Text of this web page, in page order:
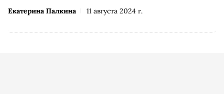
Екатерина Палкина 11 августа 2024 г.